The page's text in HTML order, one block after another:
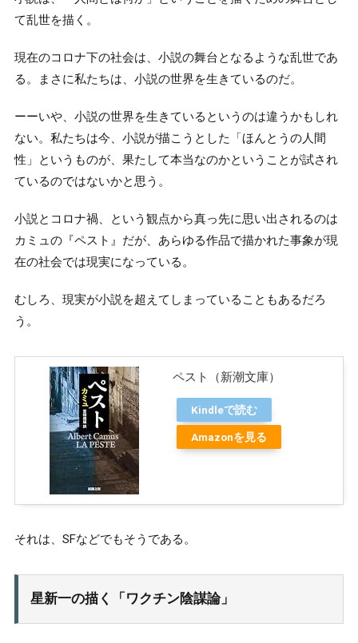
て乱世を描く。
現在のコロナ下の社会は、小説の舞台となるような乱世であ
る。まさに私たちは、小説の世界を生きているのだ。
ーーいや、小説の世界を生きているというのは違うかもしれ
ない。私たちは今、小説が描こうとした「ほんとうの人間
性」というものが、果たして本当なのかということが試され
ているのではないかと思う。
小説とコロナ禍、という観点から真っ先に思い出されるのは
カミュの『ペスト』だが、あらゆる作品で描かれた事象が現
在の社会では現実になっている。
むしろ、現実が小説を超えてしまっていることもあるだろ
う。
ペスト（新潮文庫）
Kindleで読む
Amazonを見る
それは、SFなどでもそうである。
星新一の描く「ワクチン陰謀論」